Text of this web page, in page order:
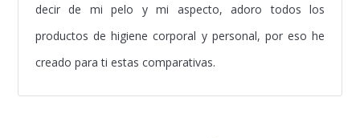
decir de mi pelo y mi aspecto, adoro todos los
productos de higiene corporal y personal, por eso he
creado para ti estas comparativas.